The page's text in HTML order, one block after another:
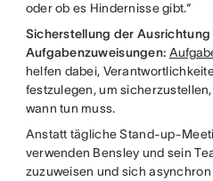
oder ob es Hindernisse gibt.“
Sicherstellung der Ausrichtung
Aufgabenzuweisungen:
helfen dabei,
festzulegen, um
wann tun muss.
Anstatt tägliche Stand-up-
verwenden Bensley und sein
zuzuweisen und sich